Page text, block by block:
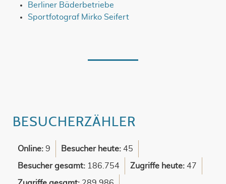
Berliner Bäderbetriebe
Sportfotograf Mirko Seifert
BESUCHERZÄHLER
Online: 9 Besucher heute: 45
Besucher gesamt: 186.754 Zugriffe heute: 47